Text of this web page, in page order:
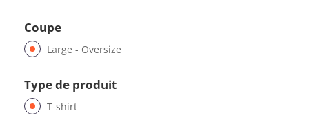
Coupe
Large - Oversize
Type de produit
T-shirt